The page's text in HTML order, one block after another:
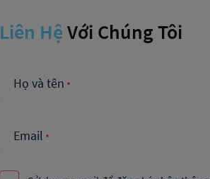
Liên HệVới Chúng Tôi
Họ và tên *
Email *